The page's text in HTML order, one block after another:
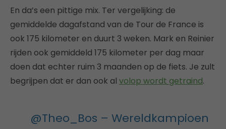
En da’s een pittige mix. Ter vergelijking: de
gemiddelde dagafstand van de Tour de France is
ook 175 kilometer en duurt 3 weken. Mark en Reinier
rijden ook gemiddeld 175 kilometer per dag maar
doen dat echter ruim 3 maanden op de fiets. Je zult
begrijpen dat er dan ook al volop wordt getraind.
@Theo_Bos – Wereldkampioen